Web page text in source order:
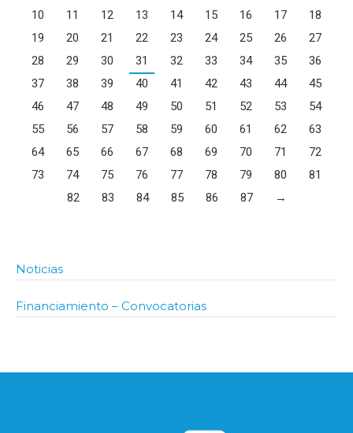
10
11 12 13 14 15 16 17
18
19
20 21 22 23 24 25 26
27
28
29 30 31 32 33 34 35
36
37
38 39 40 41 42 43 44
45
46
47 48 49 50 51 52 53
54
55
56 57 58 59 60 61 62
63
64
65 66 67 68 69 70 71
72
73
74 75 76 77 78 79 80
81
82
83 84 85 86 87 →
Noticias
Financiamiento – Convocatorias